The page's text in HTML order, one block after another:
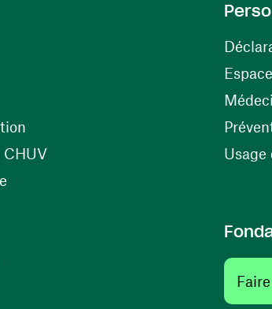
nouvelle fenêtre)
CHUV(ouvre une nouvelle fenêtre)Usage
une nouvelle fenêtre)
une nouvelle fenêtre)